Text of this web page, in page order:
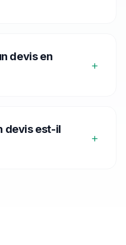
devis en
+
devis est-il
+